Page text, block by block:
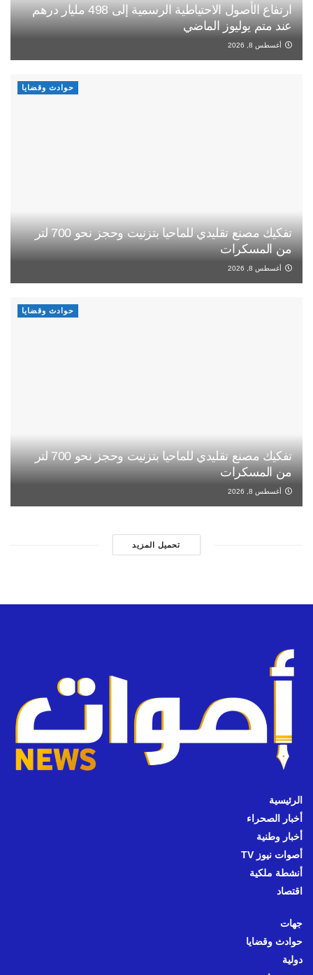
ارتفاع الأصول الاحتياطية الرسمية إلى 498 مليار درهم
عند متم يوليوز الماضي
أغسطس 8, 2026
حوادث وقضايا
تفكيك مصنع تقليدي للماحيا بتزنيت وحجز نحو 700 لتر
من المسكرات
أغسطس 8, 2026
حوادث وقضايا
تفكيك مصنع تقليدي للماحيا بتزنيت وحجز نحو 700 لتر
من المسكرات
أغسطس 8, 2026
تحميل المزيد
الرئيسية
أخبار الصحراء
أخبار وطنية
أصوات نيوز TV
أنشطة ملكية
اقتصاد
جهات
حوادث وقضايا
دولية